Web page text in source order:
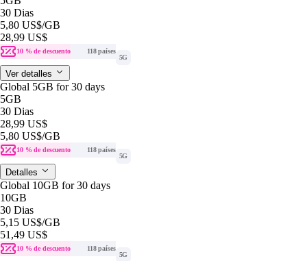
30 Dias
5,80 US$/GB
28,99 US$
10 % de descuento
118 países
5G
Ver detalles
Global 5GB for 30 days
5GB
30 Dias
28,99 US$
5,80 US$/GB
10 % de descuento
118 países
5G
Detalles
Global 10GB for 30 days
10GB
30 Dias
5,15 US$/GB
51,49 US$
10 % de descuento
118 países
5G